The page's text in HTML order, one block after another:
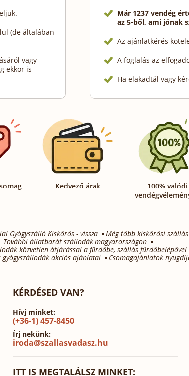
(de általában
vagy
ekkor is
Már 1237 vendég
az 5-ből, ami jónak
Az ajánlatkérés
A foglalás az
Ha elakadtál vagy
Kedvező árak
100% valódi
Gyógyszálló Kiskőrös - vissza
Még több kiskőrösi szállás
További állatbarát szállodák magyarországon
közvetlen átjárással a fürdőbe, szállás fürdőbelépővel
gyógyszállodák akciós ajánlatai
Csomagajánlatok
KÉRDÉSED VAN?
Hívj minket:
(+36-1) 457-8450
Írj nekünk:
iroda@szallasvadasz.hu
ITT IS MEGTALÁLSZ MINKET: